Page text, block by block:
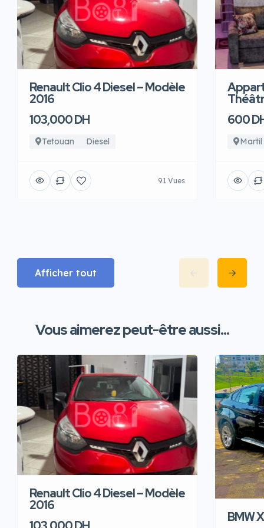
Renault Clio 4 Diesel – Modèle
2016
103,000 DH
Tetouan Diesel
91 Vues
600
Martil
Afficher tout
Vous aimerez peut-être aussi...
Renault Clio 4 Diesel – Modèle
2016
BMW